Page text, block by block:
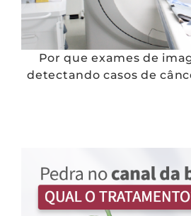
Por que exames de
detectando casos de